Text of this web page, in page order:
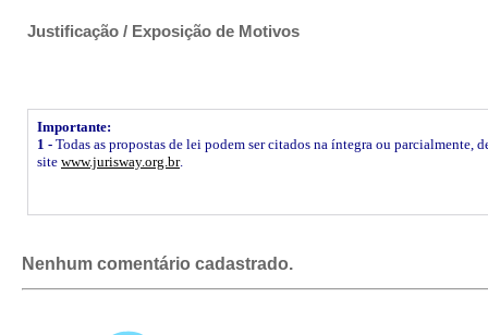
Justificação / Exposição de Motivos
Importante:
1 - Todas as propostas de lei podem ser citados na íntegra ou parcialmente,
site www.jurisway.org.br.
Nenhum comentário cadastrado.